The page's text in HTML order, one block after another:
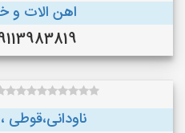
اهن الات و
09113983819
ناودانی،قوطی